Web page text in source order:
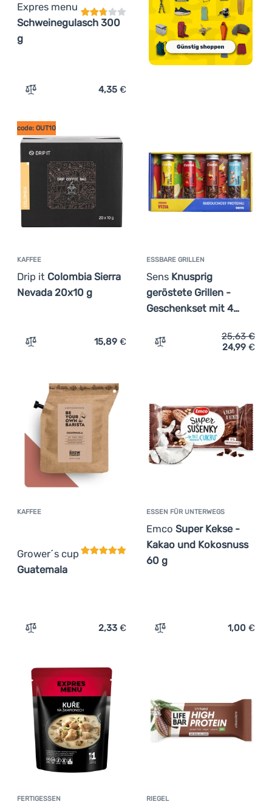
Expres menu
Schweinegulasch 300
g
Zum Vergleich 'Fertigessen Expres menu
4,35 €
KAFFEE
Drip it Colombia Sierra
Nevada 20x10 g
code: OUT10
Zum Vergleich 'Kaffee Drip it Colombia Sierra Nevada
15,89 €
ESSBARE GRILLEN
Sens Knusprig
geröstete Grillen -
Geschenkset mit 4…
Zum Vergleich 'Essbare
25,63€
24,99 €
KAFFEE
Grower´s cup
Guatemala
Kundenbewertung
Zum Vergleich 'Kaffee Grower´s cup Guatemala'
2,33 €
ESSEN FÜR UNTERWEGS
Emco Super Kekse -
Kakao und Kokosnuss
60 g
Zum Vergleich 'Essen für
1,00 €
FERTIGESSEN KundenbewertungRIEGEL